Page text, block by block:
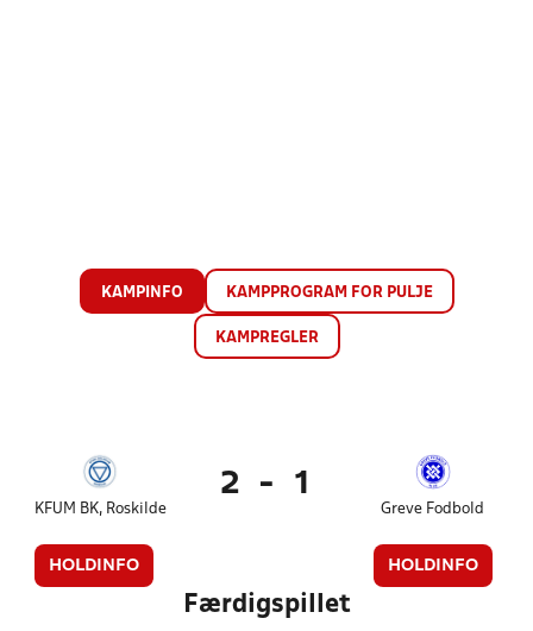
KAMPINFO KAMPPROGRAM FOR PULJE
KAMPREGLER
KFUM BK, Roskilde
HOLDINFO
2 - 1
Greve Fodbold
HOLDINFO
Færdigspillet